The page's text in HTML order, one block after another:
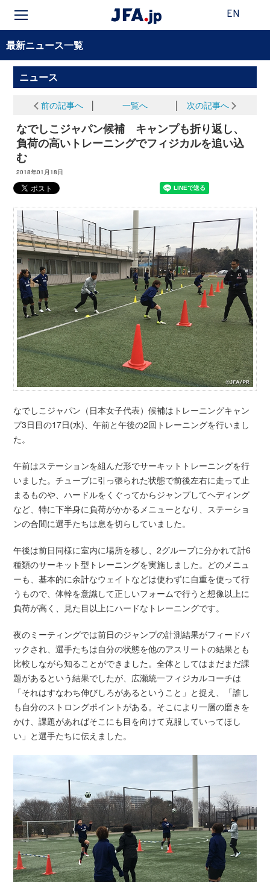
EN
最新ニュース一覧
ニュース
前の記事へ 一覧へ 次の記事へ
なでしこジャパン候補 キャンプも折り返し、
負荷の高いトレーニングでフィジカルを追い込
む
2018年01月18日
なでしこジャパン（日本女子代表）候補はトレーニングキャン
プ3日目の17日(水)、午前と午後の2回トレーニングを行いまし
た。
午前はステーションを組んだ形でサーキットトレーニングを行
いました。チューブに引っ張られた状態で前後左右に走って止
まるものや、ハードルをくぐってからジャンプしてヘディング
など、特に下半身に負荷がかかるメニューとなり、ステーショ
ンの合間に選手たちは息を切らしていました。
午後は前日同様に室内に場所を移し、2グループに分かれて計6
種類のサーキット型トレーニングを実施しました。どのメニュ
ーも、基本的に余計なウェイトなどは使わずに自重を使って行
うもので、体幹を意識して正しいフォームで行うと想像以上に
負荷が高く、見た目以上にハードなトレーニングです。
夜のミーティングでは前日のジャンプの計測結果がフィードバ
ックされ、選手たちは自分の状態を他のアスリートの結果とも
比較しながら知ることができました。全体としてはまだまだ課
題があるという結果でしたが、広瀬統一フィジカルコーチは
「それはすなわち伸びしろがあるということ」と捉え、「誰し
も自分のストロングポイントがある。そこにより一層の磨きを
かけ、課題があればそこにも目を向けて克服していってほし
い」と選手たちに伝えました。